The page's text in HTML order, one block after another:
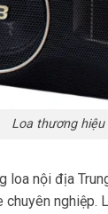
Loa thương hiệu
loa nội địa
chuyên nghiệp.